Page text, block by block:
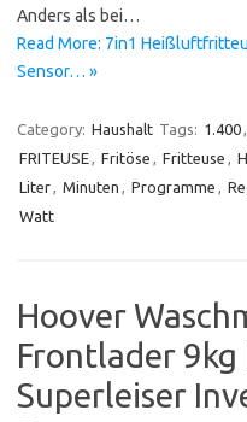
Anders als bei…
Read More: 7in1
Sensor… »
Category: Haushalt Tags: 1.400,
FRITEUSE, Fritöse , Fritteuse ,
Liter, Minuten , Programme ,
Watt
Hoover
Frontlader 9kg
Superleiser